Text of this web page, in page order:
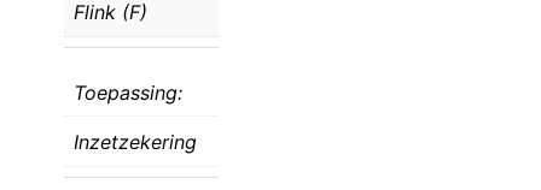
Flink (F)
Toepassing:
Inzetzekering